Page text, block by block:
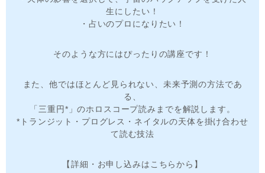
生にしたい！
・占いのプロになりたい！
そのような方にはぴったりの講座です！
また、他ではほとんど見られない、未来予測の方法であ
る、
「三重円*」のホロスコープ読みまでを解説します。
*トランジット・プログレス・ネイタルの天体を掛け合わせ
て読む技法
【詳細・お申し込みはこちらから】